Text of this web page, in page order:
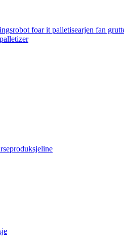
foar it palletisearjen fan